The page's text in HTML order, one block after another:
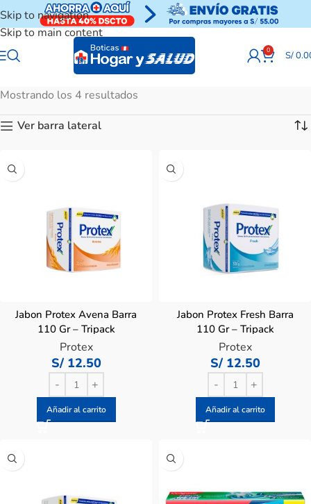
Skip to navigation
Skip to main content
0 S/
Mostrando los 4 resultados
Ver barra lateral
Jabon Protex Avena Barra
110 Gr – Tripack
Protex
S/12.50
Añadir al carrito
Jabon Protex Fresh Barra
110 Gr – Tripack
Protex
S/12.50
Añadir al carrito